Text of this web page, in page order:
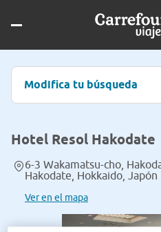
Modifica tu búsqueda
Hotel Resol Hakodate
6-3 Wakamatsu-cho,
Hakodate, Hokkaido, Japón
Ver en el mapa